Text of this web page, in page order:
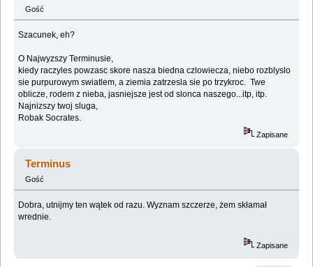
Gość
Szacunek, eh?
O Najwyzszy Terminusie,
kiedy raczyles powzasc skore nasza biedna czlowiecza, niebo rozblyslo
sie purpurowym swiatlem, a ziemia zatrzesla sie po trzykroc. Twe
oblicze, rodem z nieba, jasniejsze jest od slonca naszego...itp, itp.
Najnizszy twoj sluga,
Robak Socrates.
Zapisane
Terminus
Gość
Dobra, utnijmy ten wątek od razu. Wyznam szczerze, żem skłamał
wrednie.
Zapisane